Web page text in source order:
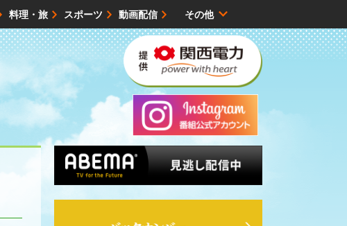
料理・旅 スポーツ 動画配信
サイトマップ
その他